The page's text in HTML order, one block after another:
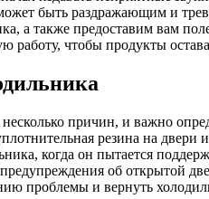
быть раздражающим и
а также предоставим вам
работу, чтобы продукты
причин, и важно
резина на
когда он пытается
об открытой
проблемы и вернуть